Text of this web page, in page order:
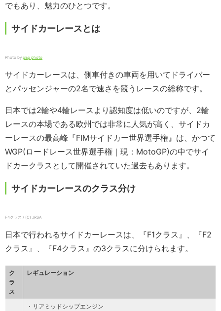
でもあり、魅力のひとつです。
サイドカーレースとは
Photo by p&p photo
サイドカーレースは、側車付きの車両を用いてドライバー
とパッセンジャーの2名で速さを競うレースの総称です。
日本では2輪や4輪レースより認知度は低いのですが、2輪
レースの本場である欧州では非常に人気が高く、サイドカ
ーレースの最高峰『FIMサイドカー世界選手権』は、かつて
WGP(ロードレース世界選手権｜現：MotoGP)の中でサイ
ドカークラスとして開催されていた過去もあります。
サイドカーレースのクラス分け
F4クラス / (C) JRSA
日本で行われるサイドカーレースは、『F1クラス』、『F2
クラス』、『F4クラス』の3クラスに分けられます。
ク
ラ
ス
レギュレーション
・リアミッドシップエンジン